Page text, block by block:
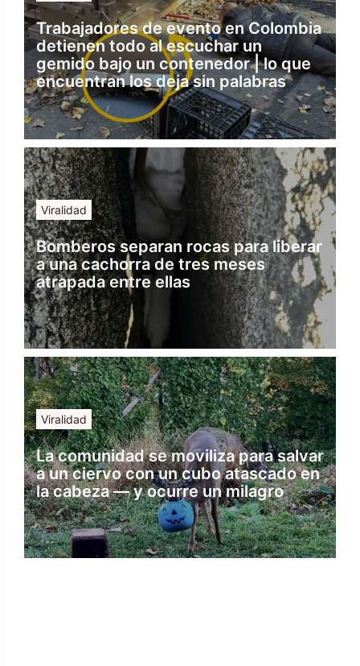
Trabajadores de evento en Colombia
detienen todo al escuchar un
gemido bajo un contenedor | lo que
encuentran los deja sin palabras
Viralidad
Bomberos separan rocas para liberar
a una cachorra de tres meses
atrapada entre ellas
Viralidad
La comunidad se moviliza para salvar
a un ciervo con un cubo atascado en
la cabeza — y ocurre un milagro